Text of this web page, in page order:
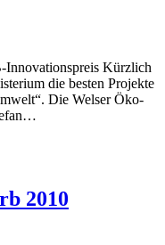
Kürzlich
die besten Projekte
Die Welser Öko-
2010